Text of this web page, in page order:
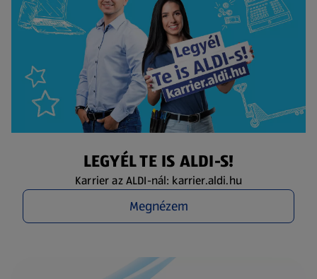
LEGYÉL TE IS ALDI-S!
Karrier az ALDI-nál: karrier.aldi.hu
Megnézem